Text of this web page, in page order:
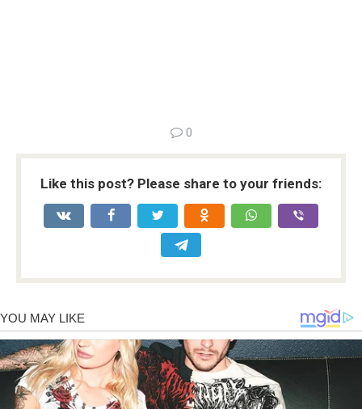
0
Like this post? Please share to your friends: